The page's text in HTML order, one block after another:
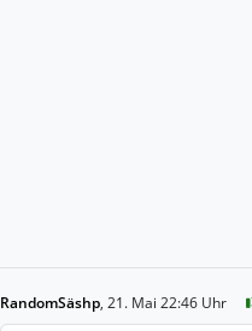
RandomSäshp, 21. Mai 22:46 Uhr